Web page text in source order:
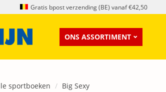
Gratis bpost verzending (BE) vanaf €42,50
ONS ASSORTIMENT
sportboeken Big Sexy